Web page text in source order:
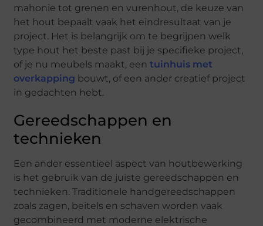
mahonie tot grenen en vurenhout, de keuze van
het hout bepaalt vaak het eindresultaat van je
project. Het is belangrijk om te begrijpen welk
type hout het beste past bij je specifieke project,
of je nu meubels maakt, eentuinhuis met
overkapping bouwt, of een ander creatief project
in gedachten hebt.
Gereedschappen en
technieken
Een ander essentieel aspect van houtbewerking
is het gebruik van de juiste gereedschappen en
technieken. Traditionele handgereedschappen
zoals zagen, beitels en schaven worden vaak
gecombineerd met moderne elektrische